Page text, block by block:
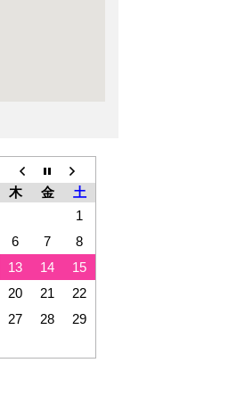
木 金
土
1
6 7
8
13 14
15
20 21
22
27 28
29